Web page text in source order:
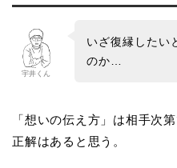
宇井くん
いざ復縁したい
のか…
「想いの伝え方」は相手次
正解はあると思う。